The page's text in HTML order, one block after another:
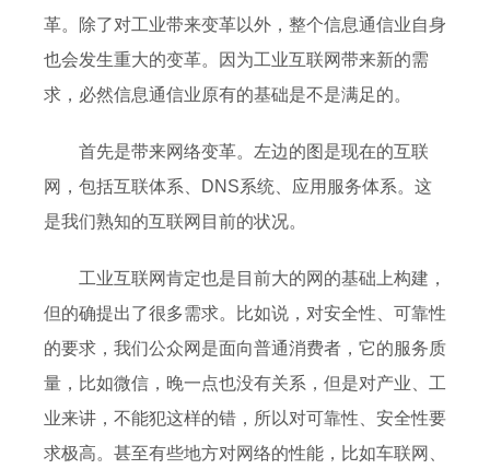
革。除了对工业带来变革以外，整个信息通信业自身
也会发生重大的变革。因为工业互联网带来新的需
求，必然信息通信业原有的基础是不是满足的。
首先是带来网络变革。左边的图是现在的互联
网，包括互联体系、DNS系统、应用服务体系。这
是我们熟知的互联网目前的状况。
工业互联网肯定也是目前大的网的基础上构建，
但的确提出了很多需求。比如说，对安全性、可靠性
的要求，我们公众网是面向普通消费者，它的服务质
量，比如微信，晚一点也没有关系，但是对产业、工
业来讲，不能犯这样的错，所以对可靠性、安全性要
求极高。甚至有些地方对网络的性能，比如车联网、